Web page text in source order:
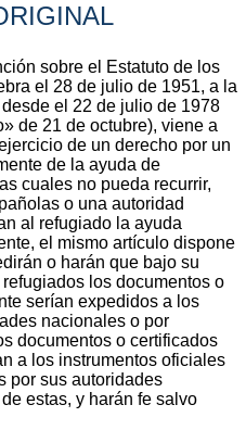
sobre el Estatuto de los
el 28 de julio de 1951, a la
el 22 de julio de 1978
de 21 de octubre), viene a
de un derecho por un
de la ayuda de
cuales no pueda recurrir,
o una autoridad
al refugiado la ayuda
el mismo artículo dispone
o harán que bajo su
los documentos o
serían expedidos a los
nacionales o por
documentos o certificados
a los instrumentos oficiales
por sus autoridades
estas, y harán fe salvo